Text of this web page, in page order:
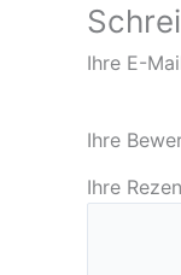
Ihre E-
Ihre
Ihre